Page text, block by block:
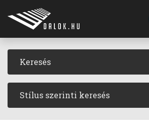
Stílus szerinti keresés